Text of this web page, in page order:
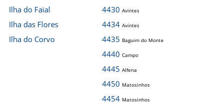
Ilha do Faial
Ilha das Flores
Ilha do Corvo
4430 Avintes
4434 Avintes
4435 Baguim do Monte
4440 Campo
4445 Alfena
4450 Matosinhos
4454 Matosinhos